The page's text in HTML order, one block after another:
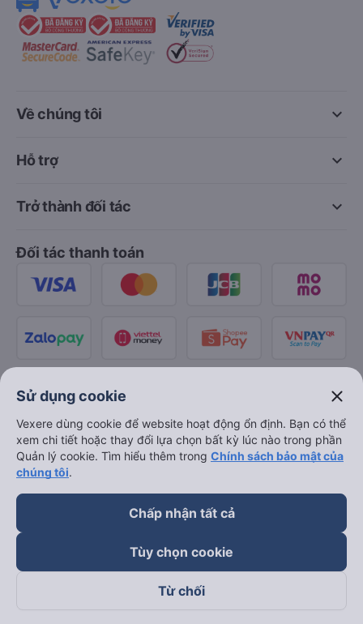
keyboard_arrow_down
Về chúng tôi
keyboard_arrow_down
Hỗ trợ
keyboard_arrow_down
Trở thành đối tác
Đối tác thanh toán
Sử dụng cookie close
Vexere dùng cookie để website hoạt động ổn định. Bạn có thể
xem chi tiết hoặc thay đổi lựa chọn bất kỳ lúc nào trong phần
Quản lý cookie. Tìm hiểu thêm trong Chính sách bảo mật của
chúng tôi.
Chấp nhận tất cả
Tùy chọn cookie
Từ chối